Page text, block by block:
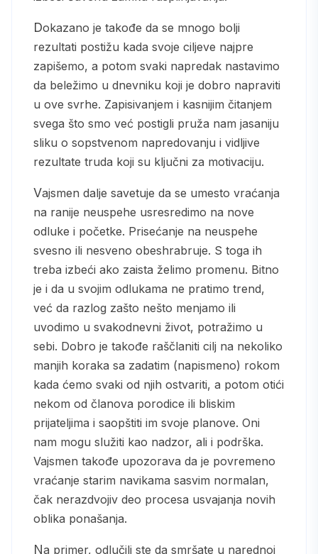
Dokazano je takođe da se mnogo bolji
rezultati postižu kada svoje ciljeve najpre
zapišemo, a potom svaki napredak nastavimo
da beležimo u dnevniku koji je dobro napraviti
u ove svrhe. Zapisivanjem i kasnijim čitanjem
svega što smo već postigli pruža nam jasaniju
sliku o sopstvenom napredovanju i vidljive
rezultate truda koji su ključni za motivaciju.
Vajsmen dalje savetuje da se umesto vraćanja
na ranije neuspehe usresredimo na nove
odluke i početke. Prisećanje na neuspehe
svesno ili nesveno obeshrabruje. S toga ih
treba izbeći ako zaista želimo promenu. Bitno
je i da u svojim odlukama ne pratimo trend,
već da razlog zašto nešto menjamo ili
uvodimo u svakodnevni život, potražimo u
sebi. Dobro je takođe raščlaniti cilj na nekoliko
manjih koraka sa zadatim (napismeno) rokom
kada ćemo svaki od njih ostvariti, a potom otići
nekom od članova porodice ili bliskim
prijateljima i saopštiti im svoje planove. Oni
nam mogu služiti kao nadzor, ali i podrška.
Vajsmen takođe upozorava da je povremeno
vraćanje starim navikama sasvim normalan,
čak nerazdvojiv deo procesa usvajanja novih
oblika ponašanja.
Na primer, odlučili ste da smršate u narednoj